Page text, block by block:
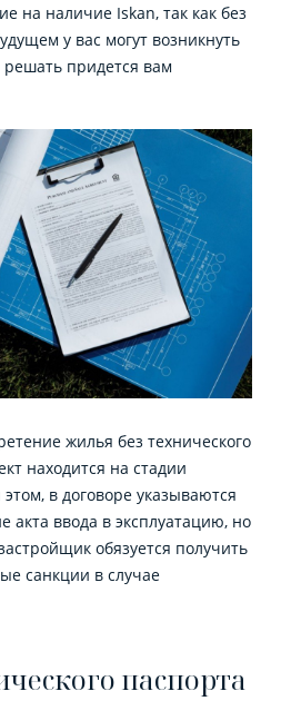
на наличие Iskan, так как без
у вас могут возникнуть
придется вам
жилья без технического
находится на стадии
в договоре указываются
акта ввода в эксплуатацию, но
обязуется получить
санкции в случае
паспорта